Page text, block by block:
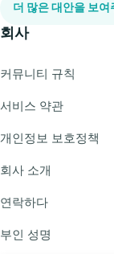
더 많은 대안을 보여
회사
커뮤니티 규칙
서비스 약관
개인정보 보호정책
회사 소개
연락하다
부인 성명